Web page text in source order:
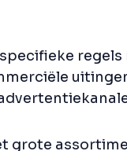
grote